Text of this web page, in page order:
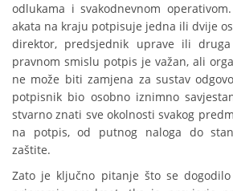
odlukama i svakodnevnom
akata na kraju potpisuje jedna ili dvije
direktor, predsjednik uprave ili
pravnom smislu potpis je važan, ali
ne može biti zamjena za sustav
potpisnik bio osobno iznimno
stvarno znati sve okolnosti svakog
na potpis, od putnog naloga do
zaštite.
Zato je ključno pitanje što se